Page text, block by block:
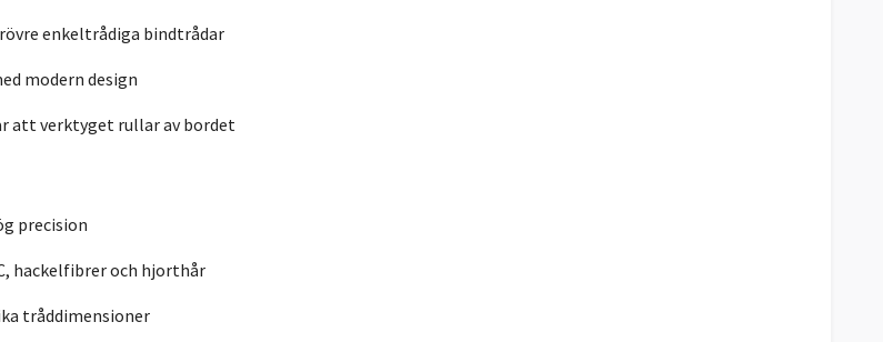
enkeltrådiga bindtrådar
modern design
att verktyget rullar av bordet
precision
hackelfibrer och hjorthår
tråddimensioner